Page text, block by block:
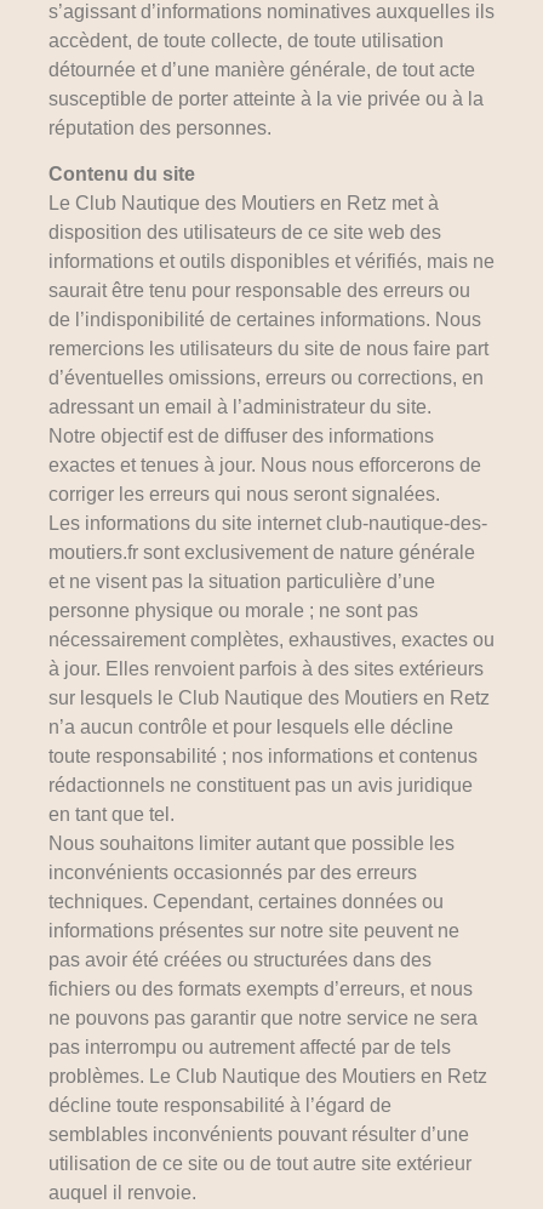
s’agissant d’informations nominatives auxquelles ils
accèdent, de toute collecte, de toute utilisation
détournée et d’une manière générale, de tout acte
susceptible de porter atteinte à la vie privée ou à la
réputation des personnes.
Contenu du site
Le Club Nautique des Moutiers en Retz met à
disposition des utilisateurs de ce site web des
informations et outils disponibles et vérifiés, mais ne
saurait être tenu pour responsable des erreurs ou
de l’indisponibilité de certaines informations. Nous
remercions les utilisateurs du site de nous faire part
d’éventuelles omissions, erreurs ou corrections, en
adressant un email à l’administrateur du site.
Notre objectif est de diffuser des informations
exactes et tenues à jour. Nous nous efforcerons de
corriger les erreurs qui nous seront signalées.
Les informations du site internet club-nautique-des-
moutiers.fr sont exclusivement de nature générale
et ne visent pas la situation particulière d’une
personne physique ou morale ; ne sont pas
nécessairement complètes, exhaustives, exactes ou
à jour. Elles renvoient parfois à des sites extérieurs
sur lesquels le Club Nautique des Moutiers en Retz
n’a aucun contrôle et pour lesquels elle décline
toute responsabilité ; nos informations et contenus
rédactionnels ne constituent pas un avis juridique
en tant que tel.
Nous souhaitons limiter autant que possible les
inconvénients occasionnés par des erreurs
techniques. Cependant, certaines données ou
informations présentes sur notre site peuvent ne
pas avoir été créées ou structurées dans des
fichiers ou des formats exempts d’erreurs, et nous
ne pouvons pas garantir que notre service ne sera
pas interrompu ou autrement affecté par de tels
problèmes. Le Club Nautique des Moutiers en Retz
décline toute responsabilité à l’égard de
semblables inconvénients pouvant résulter d’une
utilisation de ce site ou de tout autre site extérieur
auquel il renvoie.